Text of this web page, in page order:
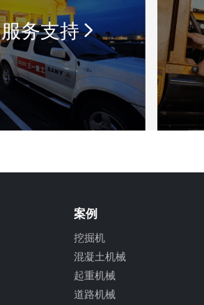
服务支持
案例
挖掘机
混凝土机械
起重机械
道路机械